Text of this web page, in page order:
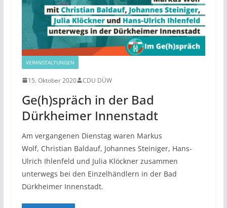
VERANSTALTUNGEN
15. Oktober 2020 CDU DÜW
Ge(h)spräch in der Bad
Dürkheimer Innenstadt
Am vergangenen Dienstag waren Markus
Wolf, Christian Baldauf, Johannes Steiniger, Hans-
Ulrich Ihlenfeld und Julia Klöckner zusammen
unterwegs bei den Einzelhändlern in der Bad
Dürkheimer Innenstadt.